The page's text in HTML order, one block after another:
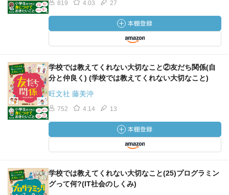
819 4.03 27
学校では教えてくれない大切なこと②友だち関係(自
分と仲良く) (学校では教えてくれない大切なこと)
旺文社 藤美沖
752 4.14 13
学校では教えてくれない大切なこと(25)プログラミン
グって何?(IT社会のしくみ)